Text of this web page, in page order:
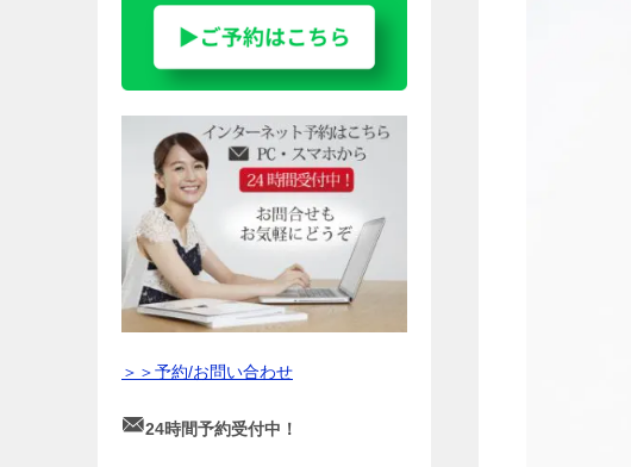
＞＞予約/お問い合わせ
24時間予約受付中！